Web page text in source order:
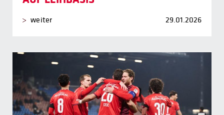
weiter 29.01.2026